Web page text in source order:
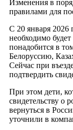
Изменения в
правилами для
С 20 января 2026
необходимо
понадобится в
Белоруссию,
Сейчас при
подтвердить
При этом дети,
свидетельству о
вернуться в
уточнили в